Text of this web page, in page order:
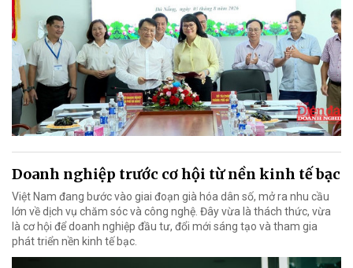
Doanh nghiệp trước cơ hội từ nền kinh tế bạc
Việt Nam đang bước vào giai đoạn già hóa dân số, mở ra nhu cầu
lớn về dịch vụ chăm sóc và công nghệ. Đây vừa là thách thức, vừa
là cơ hội để doanh nghiệp đầu tư, đổi mới sáng tạo và tham gia
phát triển nền kinh tế bạc.